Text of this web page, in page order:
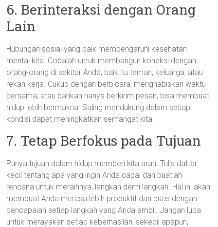
6. Berinteraksi dengan Orang
Lain
Hubungan sosial yang baik mempengaruhi kesehatan
mental kita. Cobalah untuk membangun koneksi dengan
orang-orang di sekitar Anda, baik itu teman, keluarga, atau
rekan kerja. Cukup dengan berbicara, menghabiskan waktu
bersama, atau bahkan hanya berkirim pesan, bisa membuat
hidup lebih bermakna. Saling mendukung dalam setiap
kondisi dapat meningkatkan semangat kita.
7. Tetap Berfokus pada Tujuan
Punya tujuan dalam hidup memberi kita arah. Tulis daftar
kecil tentang apa yang ingin Anda capai dan buatlah
rencana untuk meraihnya, langkah demi langkah. Hal ini akan
membuat Anda merasa lebih produktif dan puas dengan
pencapaian setiap langkah yang Anda ambil. Jangan lupa
untuk merayakan setiap keberhasilan, sekecil apapun,